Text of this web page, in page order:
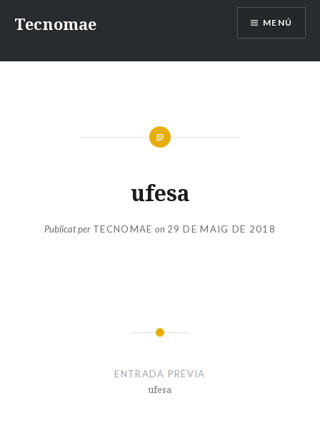
Tecnomae MENÚ
ufesa
Publicat per TECNOMAE on 29 DE MAIG DE 2018
ENTRADA PRÈVIA
ufesa